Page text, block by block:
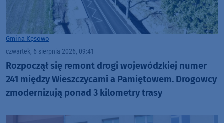
Gmina Kęsowo
czwartek, 6 sierpnia 2026, 09:41
Rozpoczął się remont drogi wojewódzkiej numer
241 między Wieszczycami a Pamiętowem. Drogowcy
zmodernizują ponad 3 kilometry trasy